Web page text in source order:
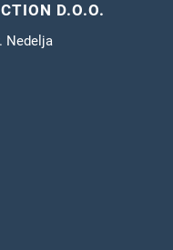
D.O.O.
Nedelja